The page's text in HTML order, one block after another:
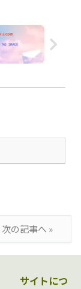
次の記事へ »
サイトにつ